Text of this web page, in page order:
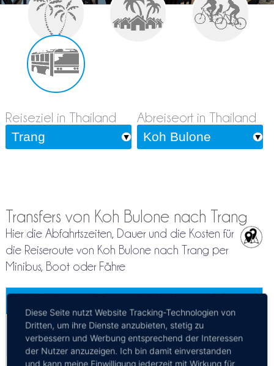
Reiseziel in Thailand Abreiseort in Thailand
Transfers von Koh Bulone nach Trang
Hier die Abfahrtszeiten, Dauer und die Kosten für
die Reiseroute von Koh Bulone nach Trang per
Minibus, Boot oder Fähre
Fähre Koh Bulone - Trang
Kosten:EUR 22.25 Dauer:
Diese Seite nutzt Website Tracking-Technologien von
Dritten, um ihre Dienste anzubieten, stetig zu
verbessern und Werbung entsprechend der Interessen
der Nutzer anzuzeigen. Ich bin damit einverstanden
und kann meine Einwilligung jederzeit mit Wirkung für